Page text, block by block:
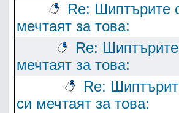
Re: Шиптърите
мечтаят за това:
Re:
мечтаят за това:
Re:
си мечтаят за това: